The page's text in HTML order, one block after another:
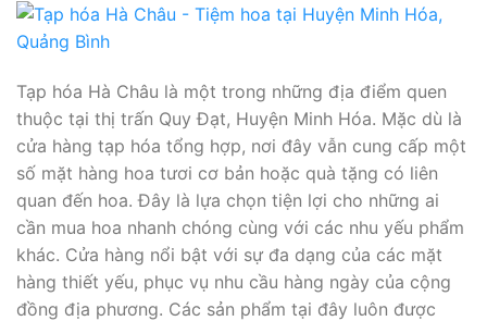
Tạp hóa Hà Châu là một trong những địa điểm quen
thuộc tại thị trấn Quy Đạt, Huyện Minh Hóa. Mặc dù là
cửa hàng tạp hóa tổng hợp, nơi đây vẫn cung cấp một
số mặt hàng hoa tươi cơ bản hoặc quà tặng có liên
quan đến hoa. Đây là lựa chọn tiện lợi cho những ai
cần mua hoa nhanh chóng cùng với các nhu yếu phẩm
khác. Cửa hàng nổi bật với sự đa dạng của các mặt
hàng thiết yếu, phục vụ nhu cầu hàng ngày của cộng
đồng địa phương. Các sản phẩm tại đây luôn được